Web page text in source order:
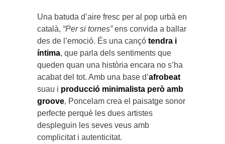
Una batuda d’aire fresc per al pop urbà en
català, “Per si tornes”ens convida a ballar
des de l’emoció. És una cançó tendra i
íntima, que parla dels sentiments que
queden quan una història encara no s’ha
acabat del tot. Amb una base d’afrobeat
suau i producció minimalista però amb
groove, Poncelam crea el paisatge sonor
perfecte perquè les dues artistes
despleguin les seves veus amb
complicitat i autenticitat.